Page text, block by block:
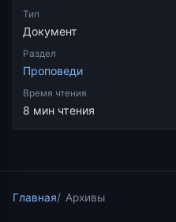
Тип
Документ
Раздел
Проповеди
Время чтения
8 мин чтения
Главная Архивы